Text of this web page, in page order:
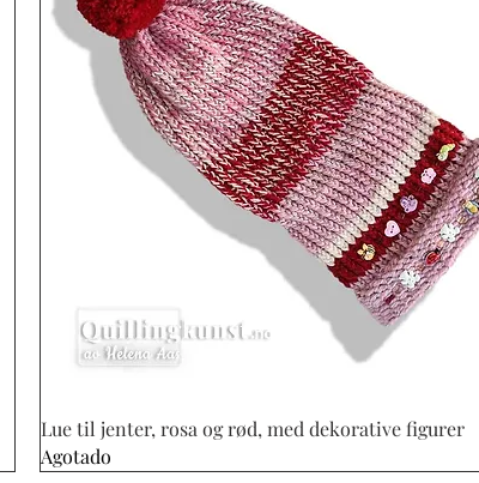
Vista rápida
Lue til jenter, rosa og rød, med dekorative figurer
Agotado